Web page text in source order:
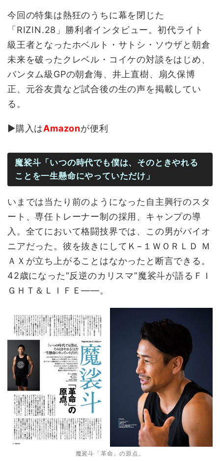
今回の特集は熱狂のうちに幕を閉じた
「RIZIN.28」勝利者インタビュー。初代ライト
級王者となったホベルト・サトシ・ソウザと朝倉
未来を破ったクレベル・コイケの対談をはじめ、
バンタム級GPの朝倉海、井上直樹、扇久保博
正、元谷友貴など試合後の生の声を掲載してい
る。
▶購入はAmazonが便利
魔裟斗「いつの時代でも僕は、そのときやれる
ことを一生懸命にやっていただけ」
いまでは当たり前のようになった自主興行のスタ
ート、専任トレーナー制の採用、キャンプの導
入。全てにおいて格闘技界では、この男がパイオ
ニアだった。彼を抜きにしてＫ−１ＷＯＲＬＤ Ｍ
ＡＸが立ち上がることはなかったと断言できる。
42歳になった“反逆のカリスマ”魔裟斗が語るＦＩ
ＧＨＴ＆ＬＩＦＥ――。
魔裟斗「革命」の原点。